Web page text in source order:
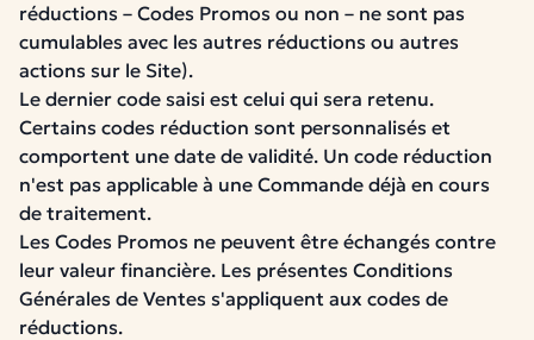
réductions – Codes Promos ou non – ne sont pas
cumulables avec les autres réductions ou autres
actions sur le Site).
Le dernier code saisi est celui qui sera retenu.
Certains codes réduction sont personnalisés et
comportent une date de validité. Un code réduction
n'est pas applicable à une Commande déjà en cours
de traitement.
Les Codes Promos ne peuvent être échangés contre
leur valeur financière. Les présentes Conditions
Générales de Ventes s'appliquent aux codes de
réductions.